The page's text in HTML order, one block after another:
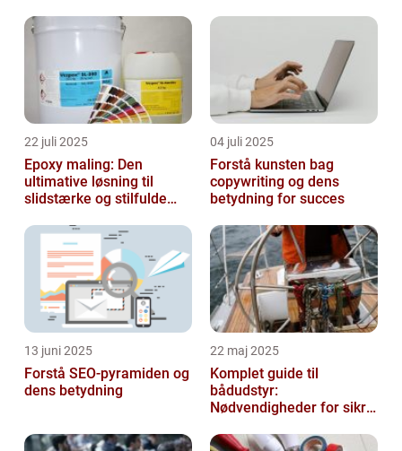
22 juli 2025
Epoxy maling: Den
ultimative løsning til
slidstærke og stilfulde
04 juli 2025
Forstå kunsten bag
copywriting og dens
betydning for succes
13 juni 2025
Forstå SEO-pyramiden og
dens betydning
22 maj 2025
Komplet guide til
bådudstyr:
Nødvendigheder for sikre